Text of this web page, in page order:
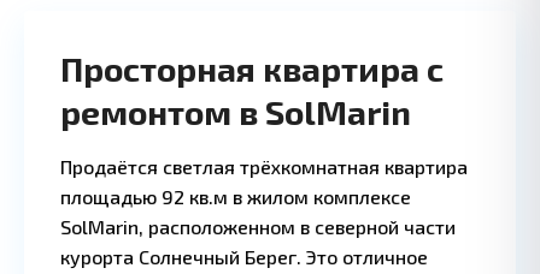
Просторная квартира с
ремонтом в SolMarin
Продаётся светлая трёхкомнатная квартира
площадью 92 кв.м в жилом комплексе
SolMarin, расположенном в северной части
курорта Солнечный Берег. Это отличное